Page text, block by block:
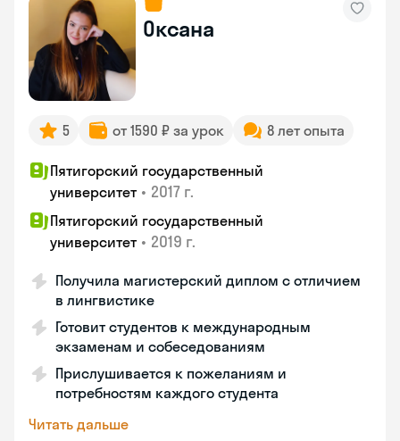
Оксана
5 от 1590 ₽ за урок 8 лет опыта
Пятигорский государственный
университет • 2017 г.
Пятигорский государственный
университет • 2019 г.
Получила магистерский диплом с отличием
в лингвистике
Готовит студентов к международным
экзаменам и собеседованиям
Прислушивается к пожеланиям и
потребностям каждого студента
Читать дальше